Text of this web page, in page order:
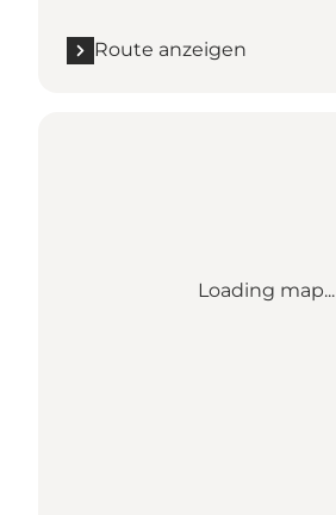
Route anzeigen
Loading map...